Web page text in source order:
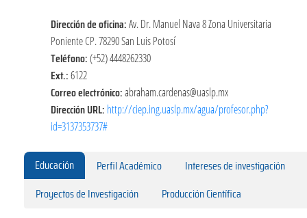
Dirección de oficina:Av. Dr. Manuel Nava 8 Zona Universitaria
Poniente CP. 78290 San Luis Potosí
Teléfono:(+52) 4448262330
Ext.:6122
Correo electrónico:abraham.cardenas@uaslp.mx
Dirección URL: http://ciep.ing.uaslp.mx/agua/profesor.php?
id=3137353737#
Educación Perfil Académico
Intereses de investigación
Proyectos de Investigación
Producción Científica